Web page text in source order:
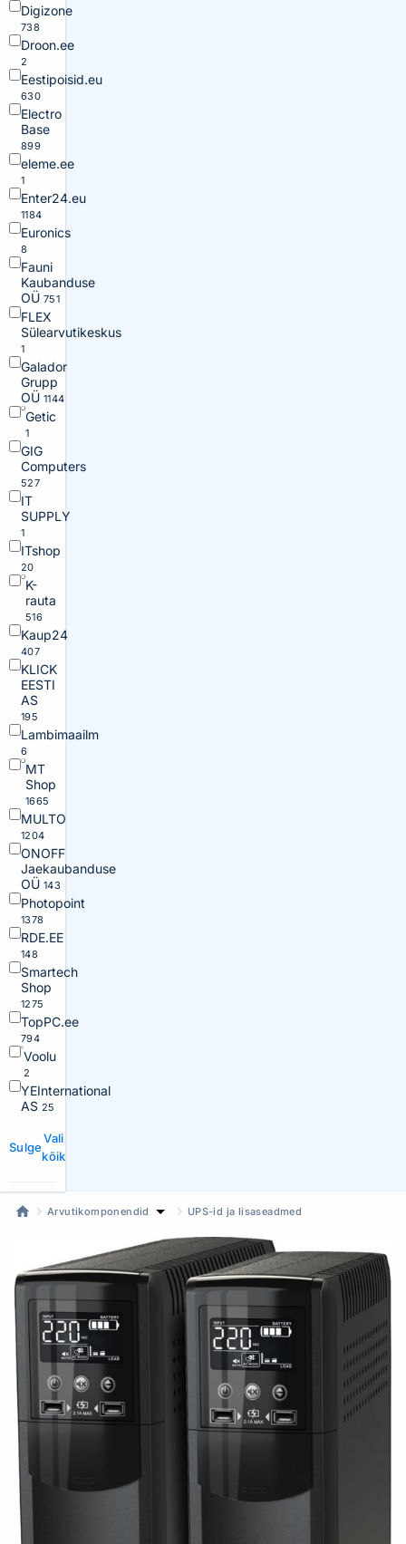
Digizone
738
Droon.ee
2
Eestipoisid.eu
630
Electro
Base
899
eleme.ee
1
Enter24.eu
1184
Euronics
8
Fauni
Kaubanduse
OÜ 751
FLEX
Sülearvutikeskus
1
Galador
Grupp
OÜ 1144
Getic
1
GIG
Computers
527
IT
SUPPLY
1
ITshop
20
K-
rauta
516
Kaup24
407
KLICK
EESTI
AS
195
Lambimaailm
6
MT
Shop
1665
MULTO
1204
ONOFF
Jaekaubanduse
OÜ 143
Photopoint
1378
RDE.EE
148
Smartech
Shop
1275
TopPC.ee
794
Voolu
2
YEInternational
AS 25
Sulge
Vali
kõik
Arvutikomponendid UPS-id ja lisaseadmed